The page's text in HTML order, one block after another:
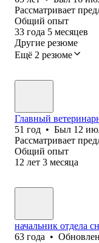
Рассматривает
Общий опыт
33 года 5 месяцев
Другие резюме
Ещё 2 резюме
Главный
51 год • Был 12
Рассматривает
Общий опыт
12 лет 3 месяца
начальник отдела
63 года •